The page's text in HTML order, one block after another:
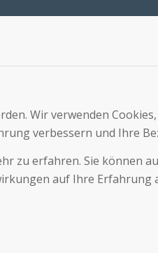
Wir verwenden
verbessern und Ihre
zu erfahren. Sie können
auf Ihre